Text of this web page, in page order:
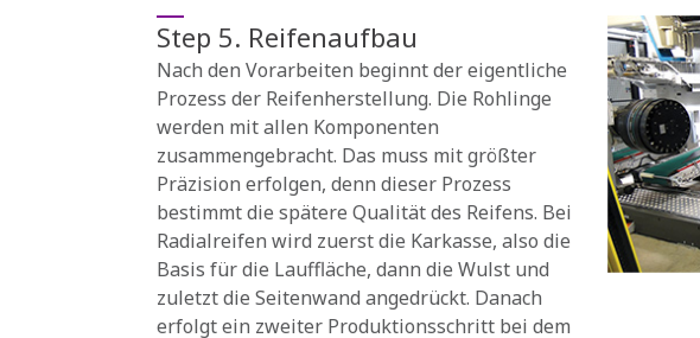
Step 5. Reifenaufbau
Nach den Vorarbeiten beginnt der eigentliche
Prozess der Reifenherstellung. Die Rohlinge
werden mit allen Komponenten
zusammengebracht. Das muss mit größter
Präzision erfolgen, denn dieser Prozess
bestimmt die spätere Qualität des Reifens. Bei
Radialreifen wird zuerst die Karkasse, also die
Basis für die Lauffläche, dann die Wulst und
zuletzt die Seitenwand angedrückt. Danach
erfolgt ein zweiter Produktionsschritt bei dem